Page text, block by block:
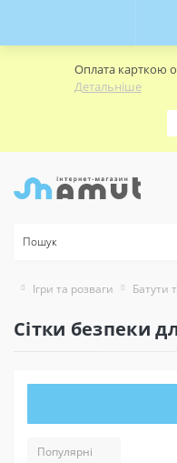
Оплата карткою
Детальніше
Ігри та розваги Батути
Сітки безпеки